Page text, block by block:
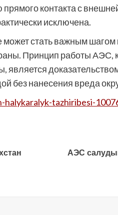
контакта с
исключена.
стать важным шагом
Принцип работы АЭС,
без нанесения вреда
tazhiribesi-
АЭС